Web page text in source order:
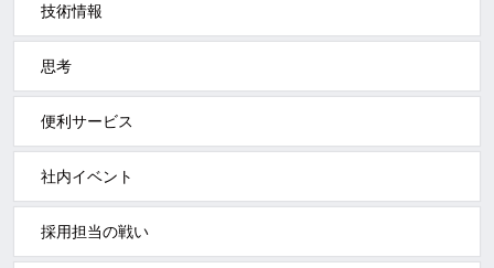
技術情報
思考
便利サービス
社内イベント
採用担当の戦い